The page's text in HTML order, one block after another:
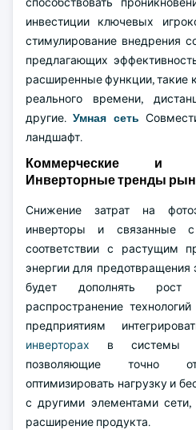
инвестиции ключевых
стимулирование внедрения
предлагающих
расширенные функции, такие
реального времени,
другие.Умная сеть
ландшафт.
Коммерческие и
Инверторные тренды
Снижение затрат на
инверторы и связанные
соответствии с растущим
энергии для предотвращения
будет дополнять рост
распространение
предприятиям
инверторах в системы
позволяющие точно
оптимизировать нагрузку и
с другими элементами
расширение продукта.